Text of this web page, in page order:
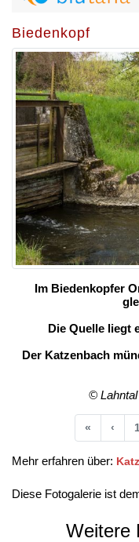
Biedenkopf
Im Biedenkopfer
Die Quelle liegt
Der Katzenbach
© Lahntal
«Anfang
‹
Mehr erfahren über:
Diese Fotogalerie ist
Weitere